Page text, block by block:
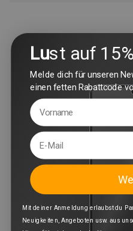
Lust auf
Melde dich für unseren
einen fetten Rabattcode
Mit deiner Anmeldung erlaubst du
Neuigkeiten, Angeboten usw. aus